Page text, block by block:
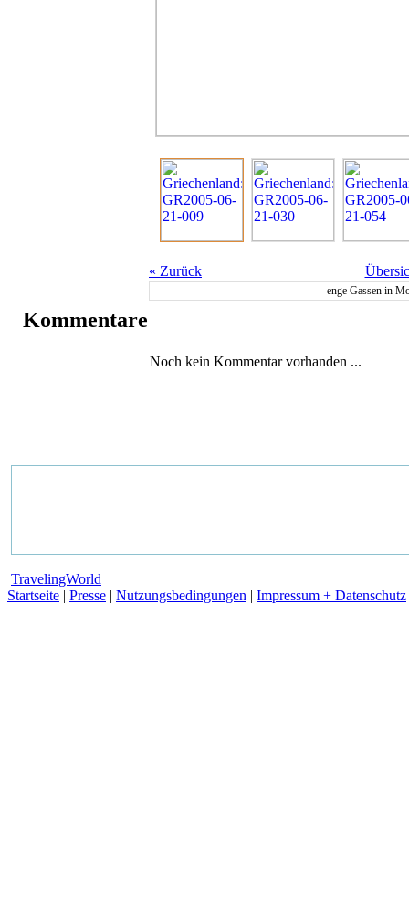
« Zurück
enge Gassen in
Kommentare
Noch kein Kommentar vorhanden ...
TravelingWorld
Startseite | Presse | Nutzungsbedingungen | Impressum + Datenschutz